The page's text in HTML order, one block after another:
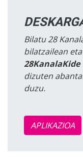
Bilatu 28
bilatzailean
28KanalaKide
dizuten
duzu.
APLIKAZIOA